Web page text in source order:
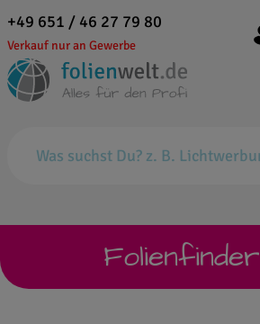
+49 651 / 46 27 79 80
Verkauf nur an Gewerbe
Folienfinder